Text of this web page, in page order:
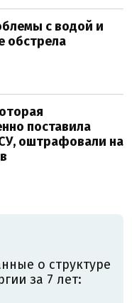
с водой и
обстрела
поставила
оштрафовали на
о структуре
за 7 лет: